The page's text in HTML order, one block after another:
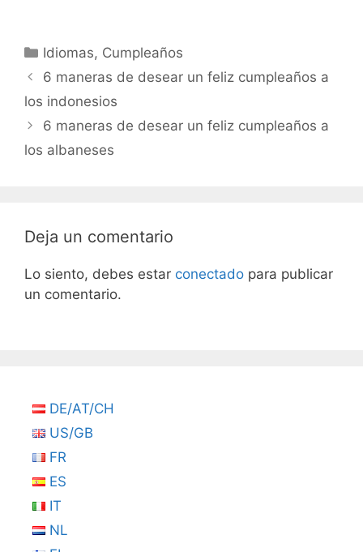
Categorías
Idiomas, Cumpleaños
6 maneras de desear un feliz cumpleaños a
los indonesios
6 maneras de desear un feliz cumpleaños a
los albaneses
Deja un comentario
Lo siento, debes estar conectado para publicar
un comentario.
DE/AT/CH
US/GB
FR
ES
IT
NL